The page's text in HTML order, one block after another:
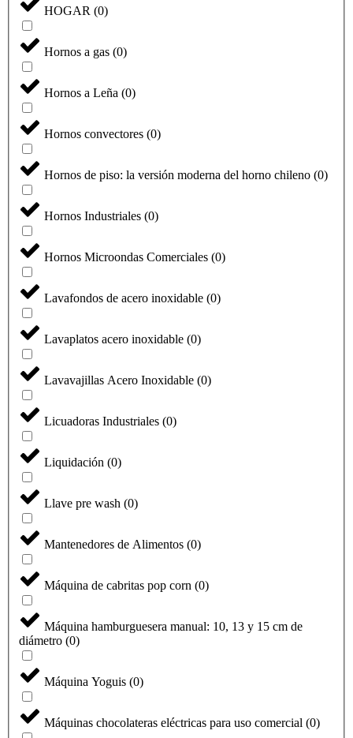
HOGAR (0)
Hornos a gas (0)
Hornos a Leña (0)
Hornos convectores (0)
Hornos de piso: la versión moderna del horno chileno (0)
Hornos Industriales (0)
Hornos Microondas Comerciales (0)
Lavafondos de acero inoxidable (0)
Lavaplatos acero inoxidable (0)
Lavavajillas Acero Inoxidable (0)
Licuadoras Industriales (0)
Liquidación (0)
Llave pre wash (0)
Mantenedores de Alimentos (0)
Máquina de cabritas pop corn (0)
Máquina hamburguesera manual: 10, 13 y 15 cm de
diámetro (0)
Máquina Yoguis (0)
Máquinas chocolateras eléctricas para uso comercial (0)